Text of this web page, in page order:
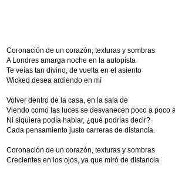
Coronación de un corazón, texturas y sombras
A Londres amarga noche en la autopista
Te veías tan divino, de vuelta en el asiento
Wicked desea ardiendo en mí
Volver dentro de la casa, en la sala de
Viendo como las luces se desvanecen poco a poco
Ni siquiera podía hablar, ¿qué podrías decir?
Cada pensamiento justo carreras de distancia.
Coronación de un corazón, texturas y sombras
Crecientes en los ojos, ya que miró de distancia